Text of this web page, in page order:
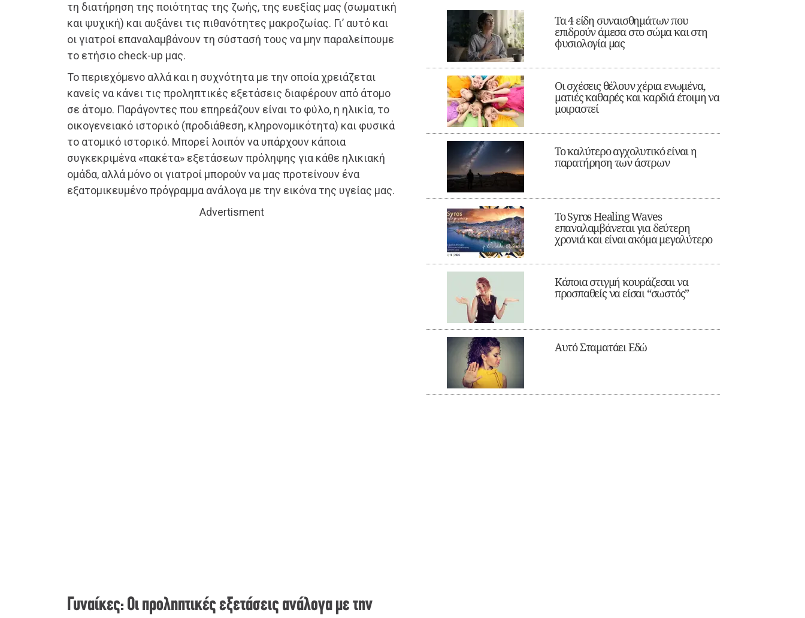
τη διατήρηση της ποιότητας της ζωής, της ευεξίας μας (σωματική
και ψυχική) και αυξάνει τις πιθανότητες μακροζωίας. Γι’ αυτό και
οι γιατροί επαναλαμβάνουν τη σύστασή τους να μην παραλείπουμε
το ετήσιο check-up μας.
Το περιεχόμενο αλλά και η συχνότητα με την οποία χρειάζεται
κανείς να κάνει τις προληπτικές εξετάσεις διαφέρουν από άτομο
σε άτομο. Παράγοντες που επηρεάζουν είναι το φύλο, η ηλικία, το
οικογενειακό ιστορικό (προδιάθεση, κληρονομικότητα) και φυσικά
το ατομικό ιστορικό. Μπορεί λοιπόν να υπάρχουν κάποια
συγκεκριμένα «πακέτα» εξετάσεων πρόληψης για κάθε ηλικιακή
ομάδα, αλλά μόνο οι γιατροί μπορούν να μας προτείνουν ένα
εξατομικευμένο πρόγραμμα ανάλογα με την εικόνα της υγείας μας.
Advertisment
Γυναίκες: Οι προληπτικές εξετάσεις ανάλογα με την
Τα 4 είδη συναισθημάτων που
επιδρούν άμεσα στο σώμα και στη
φυσιολογία μας
Οι σχέσεις θέλουν χέρια ενωμένα,
ματιές καθαρές και καρδιά έτοιμη να
μοιραστεί
Το καλύτερο αγχολυτικό είναι η
παρατήρηση των άστρων
Το Syros Healing Waves
επαναλαμβάνεται για δεύτερη
χρονιά και είναι ακόμα μεγαλύτερο
Κάποια στιγμή κουράζεσαι να
προσπαθείς να είσαι “σωστός”
Αυτό Σταματάει Εδώ